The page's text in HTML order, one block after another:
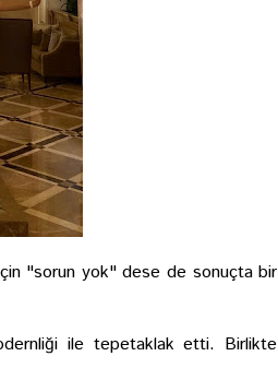
"sorun yok" dese de sonuçta bir
ile tepetaklak etti. Birlikte